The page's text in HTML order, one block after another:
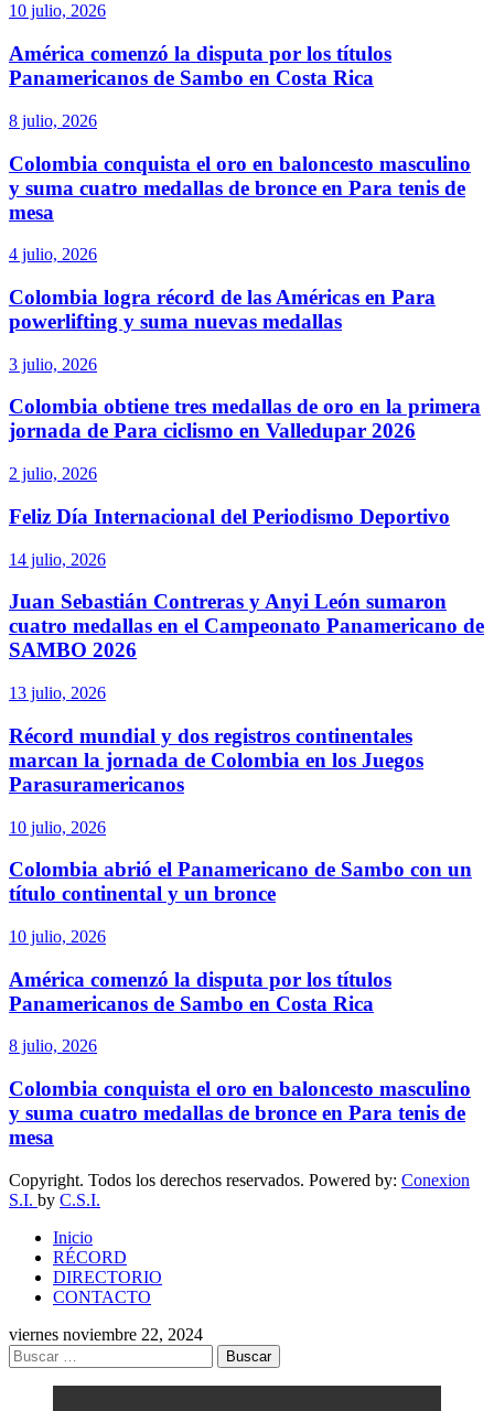
10 julio, 2026
América comenzó la disputa por los títulos
Panamericanos de Sambo en Costa Rica
8 julio, 2026
Colombia conquista el oro en baloncesto masculino
y suma cuatro medallas de bronce en Para tenis de
mesa
4 julio, 2026
Colombia logra récord de las Américas en Para
powerlifting y suma nuevas medallas
3 julio, 2026
Colombia obtiene tres medallas de oro en la primera
jornada de Para ciclismo en Valledupar 2026
2 julio, 2026
Feliz Día Internacional del Periodismo Deportivo
14 julio, 2026
Juan Sebastián Contreras y Anyi León sumaron
cuatro medallas en el Campeonato Panamericano de
SAMBO 2026
13 julio, 2026
Récord mundial y dos registros continentales
marcan la jornada de Colombia en los Juegos
Parasuramericanos
10 julio, 2026
Colombia abrió el Panamericano de Sambo con un
título continental y un bronce
10 julio, 2026
América comenzó la disputa por los títulos
Panamericanos de Sambo en Costa Rica
8 julio, 2026
Colombia conquista el oro en baloncesto masculino
y suma cuatro medallas de bronce en Para tenis de
mesa
Copyright. Todos los derechos reservados. Powered by: Conexion
S.I. by C.S.I.
Inicio
RÉCORD
DIRECTORIO
CONTACTO
viernes noviembre 22, 2024
Buscar: